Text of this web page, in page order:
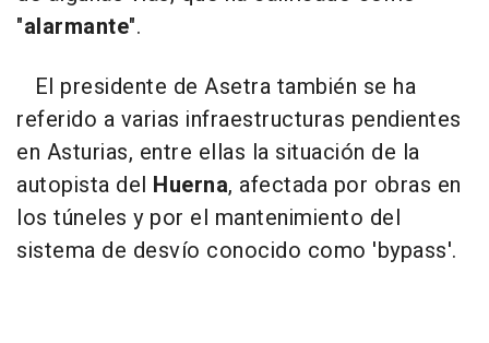
"alarmante".
El presidente de Asetra también se ha
referido a varias infraestructuras pendientes
en Asturias, entre ellas la situación de la
autopista del Huerna, afectada por obras en
los túneles y por el mantenimiento del
sistema de desvío conocido como 'bypass'.